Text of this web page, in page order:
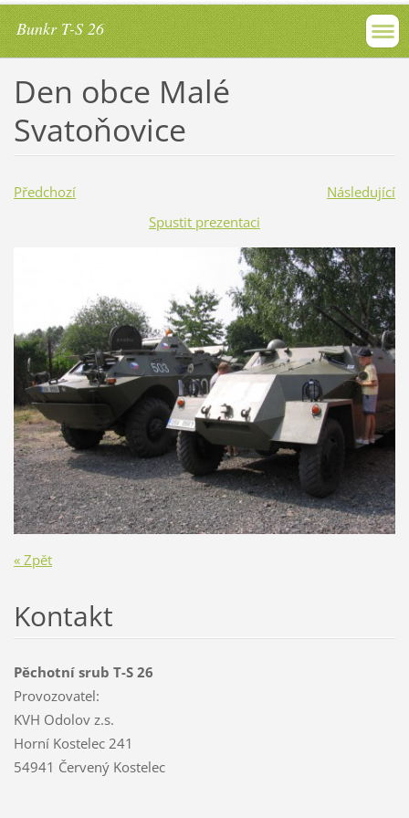
Bunkr T-S 26
Den obce Malé
Svatoňovice
Předchozí
Následující
Spustit prezentaci
« Zpět
Kontakt
Pěchotní srub T-S 26
Provozovatel:
KVH Odolov z.s.
Horní Kostelec 241
54941 Červený Kostelec